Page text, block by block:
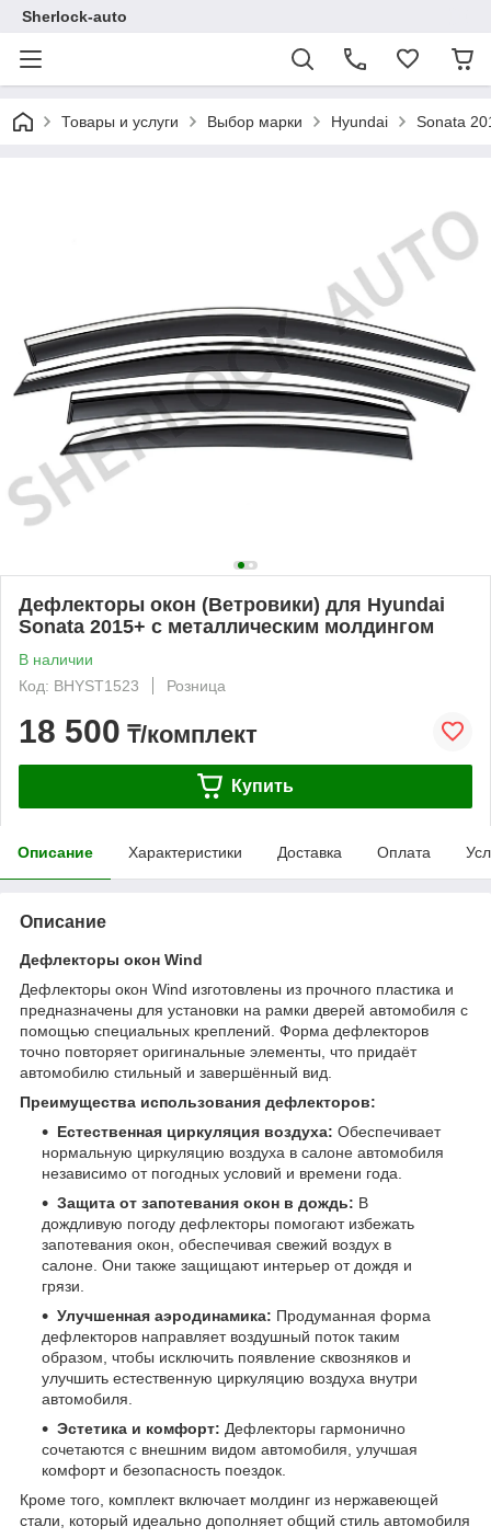
Sherlock-auto
Товары и услуги Выбор марки Hyundai Sonata
Дефлекторы окон (Ветровики) для Hyundai
Sonata 2015+ с металлическим молдингом
В наличии
Код: BHYST1523
Розница
18 500 ₸/комплект
Купить
Описание Характеристики Доставка Оплата
Описание
Дефлекторы окон Wind
Дефлекторы окон Wind изготовлены из прочного пластика и
предназначены для установки на рамки дверей автомобиля с
помощью специальных креплений. Форма дефлекторов
точно повторяет оригинальные элементы, что придаёт
автомобилю стильный и завершённый вид.
Преимущества использования дефлекторов:
Естественная циркуляция воздуха: Обеспечивает
нормальную циркуляцию воздуха в салоне автомобиля
независимо от погодных условий и времени года.
Защита от запотевания окон в дождь: В
дождливую погоду дефлекторы помогают избежать
запотевания окон, обеспечивая свежий воздух в
салоне. Они также защищают интерьер от дождя и
грязи.
Улучшенная аэродинамика: Продуманная форма
дефлекторов направляет воздушный поток таким
образом, чтобы исключить появление сквозняков и
улучшить естественную циркуляцию воздуха внутри
автомобиля.
Эстетика и комфорт: Дефлекторы гармонично
сочетаются с внешним видом автомобиля, улучшая
комфорт и безопасность поездок.
Кроме того, комплект включает молдинг из нержавеющей
стали, который идеально дополняет общий стиль автомобиля